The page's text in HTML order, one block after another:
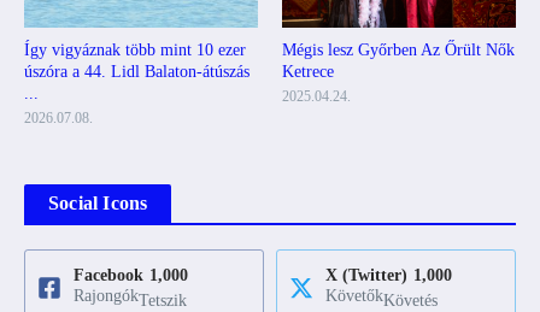
Így vigyáznak több mint 10 ezer
úszóra a 44. Lidl Balaton-átúszás
2026.07.08.
Mégis lesz Győrben Az Őrült Nők
Ketrece
2025.04.24.
Social Icons
Facebook 1,000
RajongókTetszik
X (Twitter) 1,000
KövetőkKövetés